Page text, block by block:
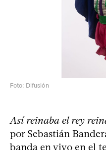
Foto: Difusión
Así reinaba el rey
por Sebastián
banda en vivo en el